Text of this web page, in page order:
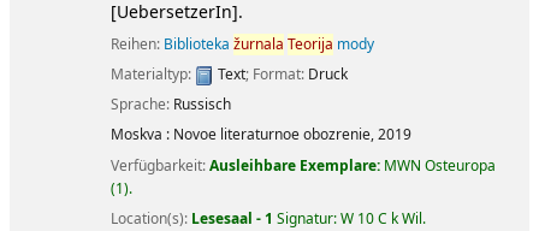
[UebersetzerIn].
Reihen: Biblioteka žurnala Teorija mody
Materialtyp:
Text; Format: Druck
Sprache: Russisch
Moskva : Novoe literaturnoe obozrenie,2019
Verfügbarkeit:Ausleihbare Exemplare: MWN Osteuropa
(1).
Location(s): Lesesaal - 1 Signatur:W 10 C k Wil.